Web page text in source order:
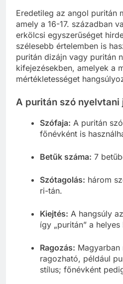
Eredetileg az angol puritán
amely a 16-17. században
erkölcsi egyszerűséget
szélesebb értelemben is
puritán dizájn vagy puritán
kifejezésekben, amelyek a
mértékletességet
A puritán szó nyelvtani
Szófaja: A puritán
főnévként is
Betűk száma: 7
Szótagolás: három
ri-tán.
Kiejtés: A hangsúly
így „puritán” a helyes
Ragozás: Magyarban
ragozható, például
stílus; főnévként